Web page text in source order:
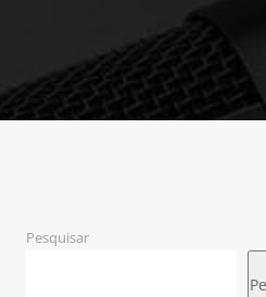
Pesquisar